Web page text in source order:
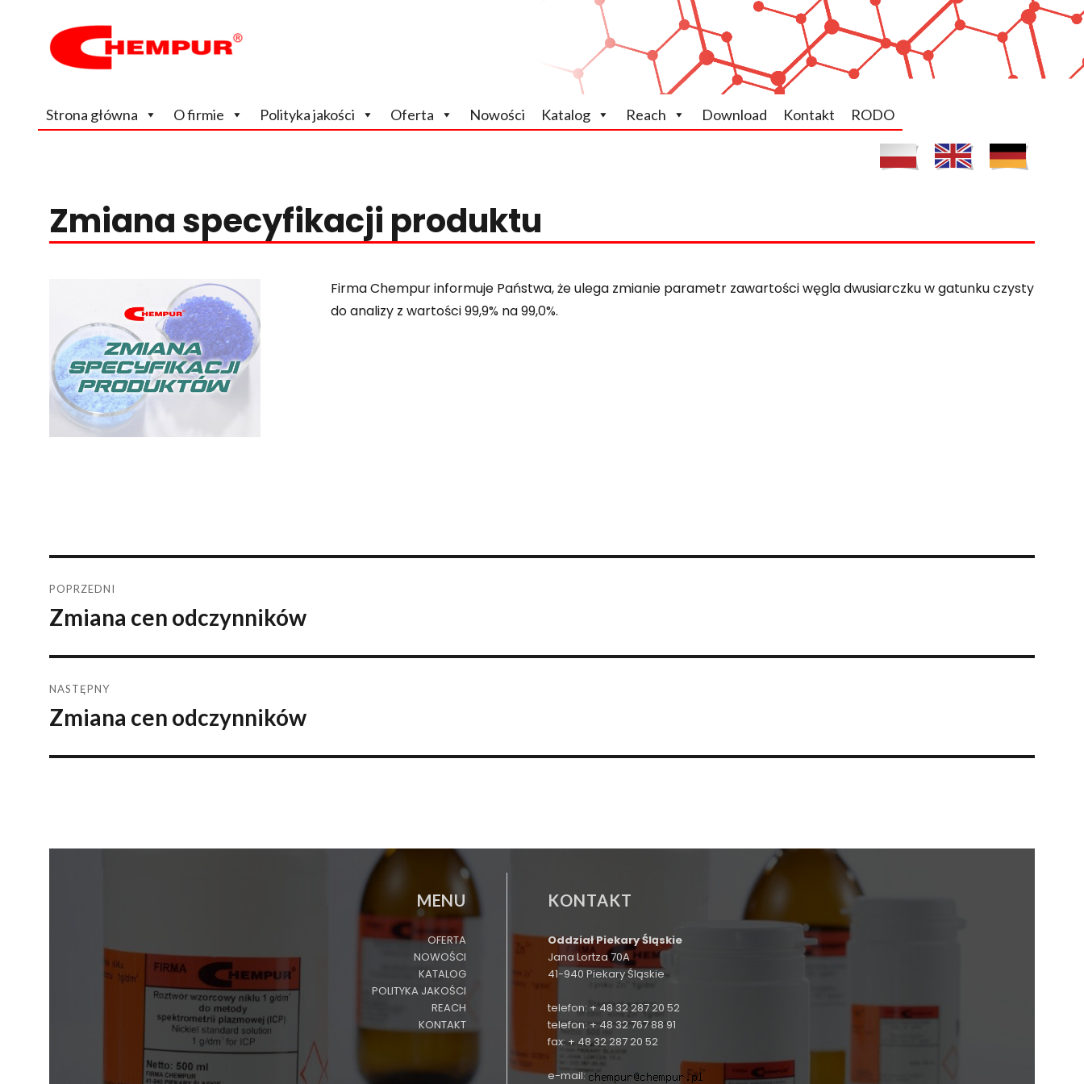
Strona główna O firmie Polityka jakości Oferta Nowości Katalog Reach Download Kontakt RODO
Zmiana specyfikacji produktu
Firma Chempur informuje Państwa, że ulega zmianie parametr zawartości węgla dwusiarczku w gatunku czysty
do analizy z wartości 99,9% na 99,0%.
Nawigacja
wpisu
POPRZEDNI
Poprzedni
Zmiana cen odczynników
NASTĘPNY
Następny
Zmiana cen odczynników
MENU
OFERTA
NOWOŚCI
KATALOG
POLITYKA JAKOŚCI
REACH
KONTAKT
KONTAKT
Oddział Piekary Śląskie
Jana Lortza 70A
41-940 Piekary Śląskie
telefon: + 48 32 287 20 52
telefon: + 48 32 767 88 91
fax: + 48 32 287 20 52
e-mail: